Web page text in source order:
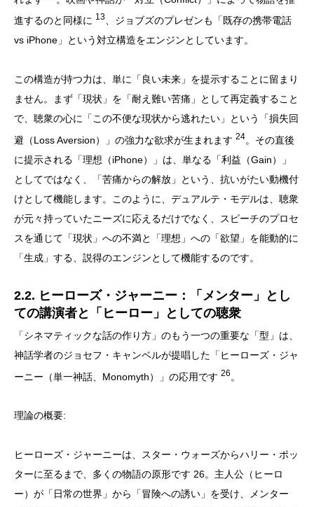
進するのと同様に 13
、ジョブズのプレゼンも「既存の携帯電話
vs iPhone」という対立構造をエンジンとしています。
この構造が持つ力は、単に「良い未来」を提示することに留まり
ません。まず「現状」を「耐え難い苦痛」として再定義すること
で、聴衆の心に「この不便な現状から逃れたい」という「損失回
避（Loss Aversion）」の強力な欲求が生まれます 24。その直後
に提示される「理想（iPhone）」は、単なる「利益（Gain）」
としてではなく、「苦痛からの解放」という、抗いがたい動機付
けとして機能します。このように、デュアルテ・モデルは、聴衆
が元々持っていたニーズに応えるだけでなく、スピーチのプロセ
スを通じて「現状」への不満と「理想」への「欲望」を能動的に
「生成」する、説得のエンジンとして機能するのです。
2.2. ヒーローズ・ジャーニー：「メンター」とし
ての講演者と「ヒーロー」としての聴衆
「シネマティックな話の作り方」のもう一つの重要な「型」は、
神話学者のジョセフ・キャンベルが提唱した「ヒーローズ・ジャ
ーニー（単一神話、Monomyth）」の応用です 26
理論の概要:
ヒーローズ・ジャーニーは、スター・ウォーズからハリー・ポッ
ターに至るまで、多くの物語の原形です 26。主人公（ヒーロ
ー）が「日常の世界」から「冒険への誘い」を受け、メンター